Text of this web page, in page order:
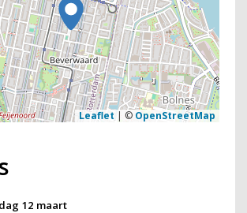
Leaflet | © OpenStreetMap
12 maart